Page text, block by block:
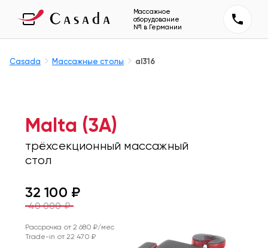
Массажное
оборудование
№1 в Германии
Casada Массажные столы al316
Malta (3A)
трёхсекционный массажный
стол
32 100 ₽
40 000₽
Рассрочка от2 680 ₽/мес
Trade-in от 22 470 ₽